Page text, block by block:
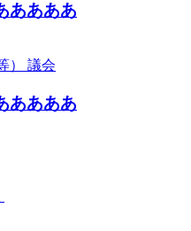
ああああ
） 議会
ああああ